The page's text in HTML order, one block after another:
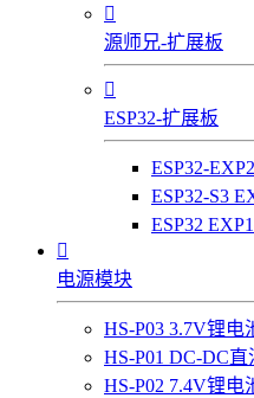

源师兄-扩展板

ESP32-扩展板
ESP32-
ESP32-S3
ESP32

电源模块
HS-P03 3.7V锂电
HS-P01 DC-DC
HS-P02 7.4V锂